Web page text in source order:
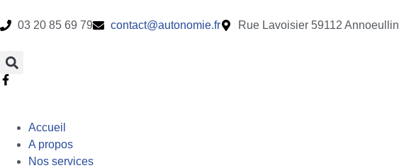
03 20 85 69 79 contact@autonomie.fr Rue Lavoisier 59112 Annoeullin
Accueil
A propos
Nos services